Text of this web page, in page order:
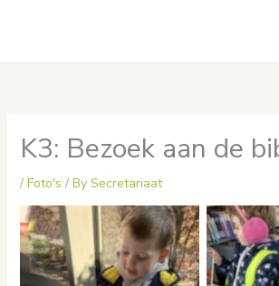
K3: Bezoek aan de
/ Foto's / By Secretariaat